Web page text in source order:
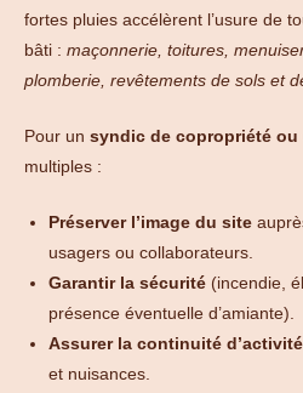
fortes pluies accélèrent l’usure de
bâti : maçonnerie, toitures,
plomberie, revêtements de sols et
Pour un syndic de copropriété ou
multiples :
Préserver l’image du site
usagers ou collaborateurs.
Garantir la sécurité (incendie,
présence éventuelle d’amiante).
Assurer la continuité d’activité
et nuisances.